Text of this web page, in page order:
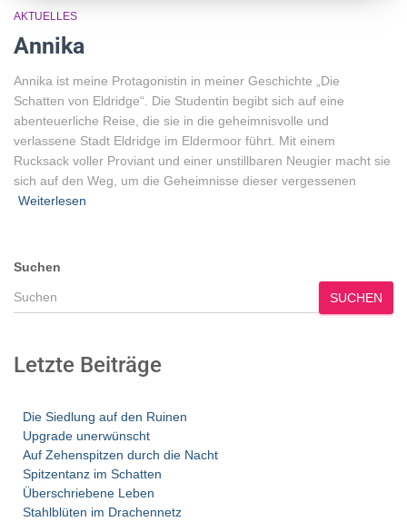
AKTUELLES
Annika
Annika ist meine Protagonistin in meiner Geschichte „Die
Schatten von Eldridge“. Die Studentin begibt sich auf eine
abenteuerliche Reise, die sie in die geheimnisvolle und
verlassene Stadt Eldridge im Eldermoor führt. Mit einem
Rucksack voller Proviant und einer unstillbaren Neugier macht sie
sich auf den Weg, um die Geheimnisse dieser vergessenen
Weiterlesen
Suchen
SUCHEN
Letzte Beiträge
Die Siedlung auf den Ruinen
Upgrade unerwünscht
Auf Zehenspitzen durch die Nacht
Spitzentanz im Schatten
Überschriebene Leben
Stahlblüten im Drachennetz